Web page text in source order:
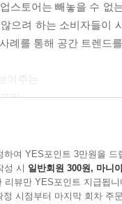
에게 가장 좋은 것을 주
용품 등 물질적으로
을 원하는지, 어떤 고
가치가 더욱 주목받고
스토어는 빼놓을 수 없
으려 하는 소비자들이
례를 통해 공간 트렌드
리
아름다움에서 벗어나
인터넷 밈이 Z세대와
와 현실 사이의 괴리
경험을 추구하게 된 MZ
하여 YES포인트 3만원을 드
성 시 일반회원 300원, 마니
리뷰만 YES포인트 지급됩니
시점부터 마지막 회차 주